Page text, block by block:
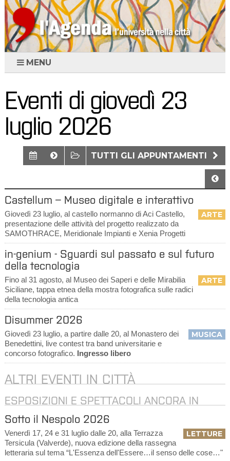
MENU
Eventi di giovedì 23
luglio 2026
TUTTI GLI APPUNTAMENTI
Castellum – Museo digitale e interattivo
ARTE
Giovedì 23 luglio, al castello normanno di Aci Castello,
presentazione delle attività del progetto realizzato da
SAMOTHRACE, Meridionale Impianti e Xenia Progetti
in-genium - Sguardi sul passato e sul futuro
della tecnologia
ARTE
Fino al 31 agosto, al Museo dei Saperi e delle Mirabilia
Siciliane, tappa etnea della mostra fotografica sulle radici
della tecnologia antica
Disummer 2026
MUSICA
Giovedì 23 luglio, a partire dalle 20, al Monastero dei
Benedettini, live contest tra band universitarie e
concorso fotografico. Ingresso libero
ALTRI EVENTI IN CITTÀ
ESPOSIZIONI E SPETTACOLI ANCORA IN
CORSO
Sotto il Nespolo 2026
LETTURE
Venerdì 17, 24 e 31 luglio dalle 20, alla Terrazza
Tersicula (Valverde), nuova edizione della rassegna
letteraria sul tema “L'Essenza dell'Essere…il senso delle cose…"